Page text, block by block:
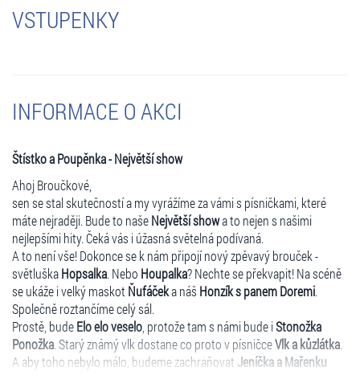
VSTUPENKY
INFORMACE O AKCI
Štístko a Poupěnka - Největší show
Ahoj Broučkové,
sen se stal skutečností a my vyrážíme za vámi s písničkami, které
máte nejraději. Bude to našeNejvětší showa to nejen s našimi
nejlepšími hity. Čeká vás i úžasná světelná podívaná.
A to není vše! Dokonce se k nám připojí nový zpěvavý brouček -
světluškaHopsalka. Nebo Houpalka? Nechte se překvapit! Na scéně
se ukáže i velký maskot Ňufáčeka náš Honzík s panem Doremi.
Společně roztančíme celý sál.
Prostě, budeElo elo veselo , protože tam s námi bude iStonožka
Ponožka. Starý známý vlk dostane co proto v písničceVlk a kůzlátka.
A aby toho nebylo málo, budeme zachraňovat Jeníčka a Mařenku